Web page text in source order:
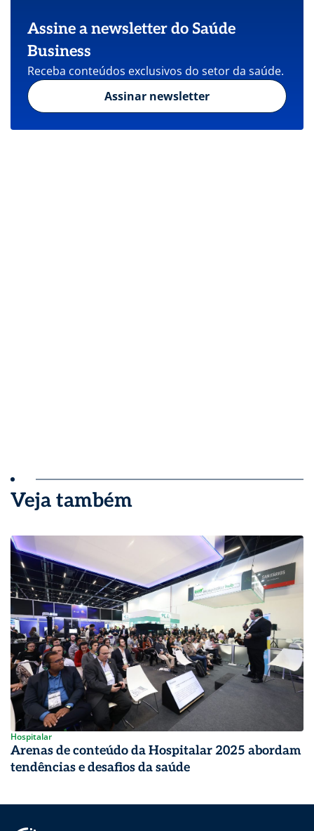
Assine a newsletter do Saúde
Business
Receba conteúdos exclusivos do setor da saúde.
Assinar newsletter
Veja também
Hospitalar
Arenas de conteúdo da Hospitalar 2025 abordam
tendências e desafios da saúde